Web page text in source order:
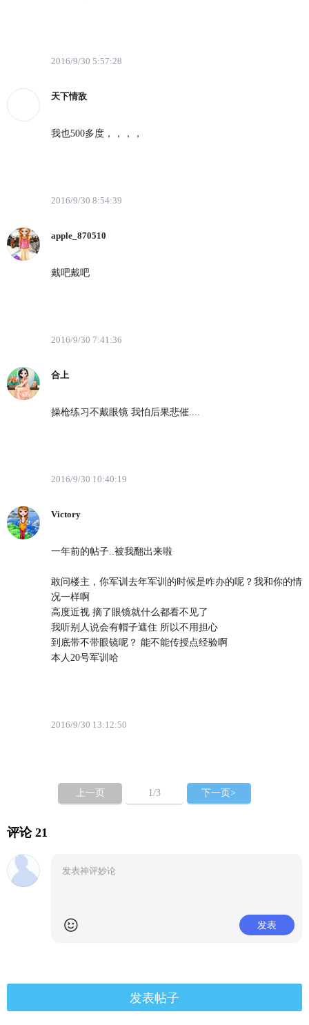
2016/9/30 5:57:28
天下情敌
我也500多度，，，，
2016/9/30 8:54:39
apple_870510
戴吧戴吧
2016/9/30 7:41:36
合上
操枪练习不戴眼镜 我怕后果悲催....
2016/9/30 10:40:19
Victory
一年前的帖子..被我翻出来啦
敢问楼主，你军训去年军训的时候是咋办的呢？我和你的情
况一样啊
高度近视 摘了眼镜就什么都看不见了
我听别人说会有帽子遮住 所以不用担心
到底带不带眼镜呢？ 能不能传授点经验啊
本人20号军训哈
2016/9/30 13:12:50
上一页 1/3 下一页>
评论 21
发表
发表帖子